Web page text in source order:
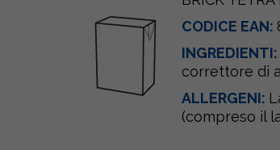
CODICE EAN:
INGREDIENTI:
correttore di
ALLERGENI:
(compreso il